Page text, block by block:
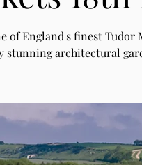
of England's finest Tudor
stunning architectural